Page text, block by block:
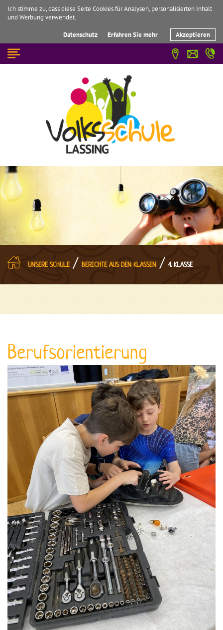
Ich stimme zu, dass diese Seite Cookies für Analysen, personalisierten Inhalt
und Werbung verwendet.
Datenschutz Erfahren Sie mehr Akzeptieren
☰
UNSERE SCHULE/ BERICHTE AUS DEN KLASSEN / 4. KLASSE
Berufsorientierung